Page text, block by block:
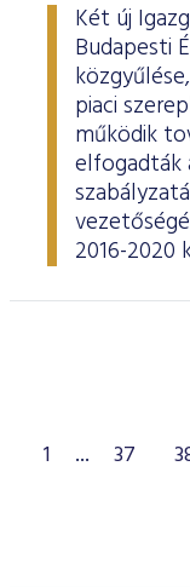
Két új
Budapesti
piaci
működik
elfogadták
2016-
1 ... 37